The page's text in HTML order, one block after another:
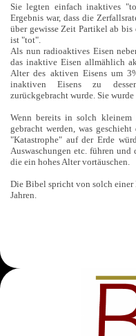
Sie legten einfach inaktives
Ergebnis war, dass die
über gewisse Zeit Partikel ab
ist "tot".
Als nun radioaktives Eisen
das inaktive Eisen allmählich
Alter des aktiven Eisens um
inaktiven Eisens zu
zurückgebracht wurde. Sie
Wenn bereits in solch kleinem
gebracht werden, was
"Katastrophe" auf der Erde
Auswaschungen etc. führen
die ein hohes Alter vortäuschen.
Die Bibel spricht von solch
Jahren.